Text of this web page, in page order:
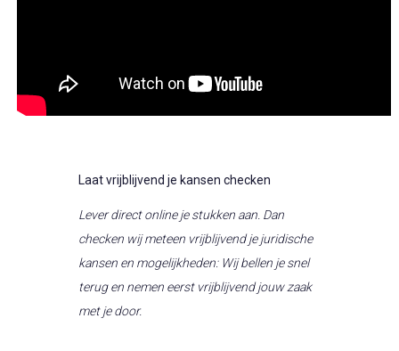
Laat vrijblijvend je kansen checken
Lever direct online je stukken aan. Dan
checken wij meteen vrijblijvend je juridische
kansen en mogelijkheden: Wij bellen je snel
terug en nemen eerst vrijblijvend jouw zaak
met je door.